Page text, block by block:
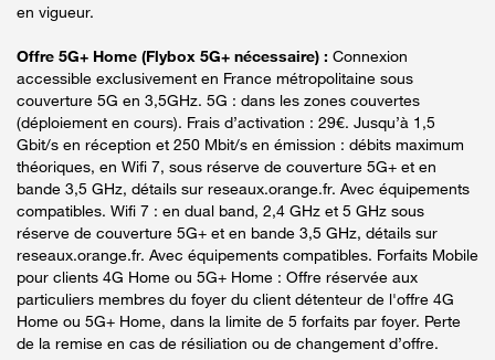
en vigueur.
Offre 5G+ Home (Flybox 5G+ nécessaire) : Connexion
accessible exclusivement en France métropolitaine sous
couverture 5G en 3,5GHz. 5G : dans les zones couvertes
(déploiement en cours). Frais d’activation : 29€. Jusqu’à 1,5
Gbit/s en réception et 250 Mbit/s en émission : débits maximum
théoriques, en Wifi 7, sous réserve de couverture 5G+ et en
bande 3,5 GHz, détails sur reseaux.orange.fr. Avec équipements
compatibles. Wifi 7 : en dual band, 2,4 GHz et 5 GHz sous
réserve de couverture 5G+ et en bande 3,5 GHz, détails sur
reseaux.orange.fr. Avec équipements compatibles. Forfaits Mobile
pour clients 4G Home ou 5G+ Home : Offre réservée aux
particuliers membres du foyer du client détenteur de l'offre 4G
Home ou 5G+ Home, dans la limite de 5 forfaits par foyer. Perte
de la remise en cas de résiliation ou de changement d’offre.